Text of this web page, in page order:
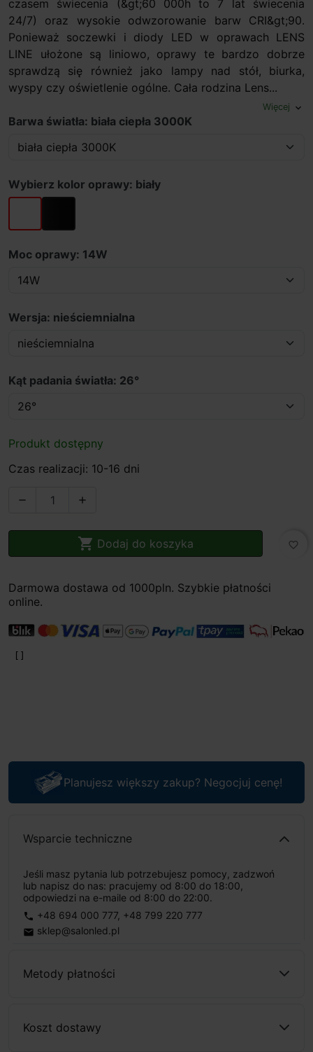
czasem świecenia (&gt;60 000h to 7 lat świecenia
24/7) oraz wysokie odwzorowanie barw CRI&gt;90.
Ponieważ soczewki i diody LED w oprawach LENS
LINE ułożone są liniowo, oprawy te bardzo dobrze
sprawdzą się również jako lampy nad stół, biurka,
wyspy czy oświetlenie ogólne. Cała rodzina Lens...
Więcej expand_more
Barwa światła: biała ciepła 3000K
Wybierz kolor oprawy: biały
biały czarny
Moc oprawy: 14W
Wersja: nieściemnialna
Kąt padania światła: 26°
Produkt dostępny
Czas realizacji: 10-16 dni
 
 Dodaj do koszyka favorite_border
Darmowa dostawa od 1000pln. Szybkie płatności
online.
Planujesz większy zakup? Negocjuj cenę!
Wsparcie techniczne
Jeśli masz pytania lub potrzebujesz pomocy, zadzwoń
lub napisz do nas: pracujemy od 8:00 do 18:00,
odpowiedzi na e-maile od 8:00 do 22:00.
phone +48 694 000 777, +48 799 220 777
email sklep@salonled.pl
Metody płatności
Koszt dostawy